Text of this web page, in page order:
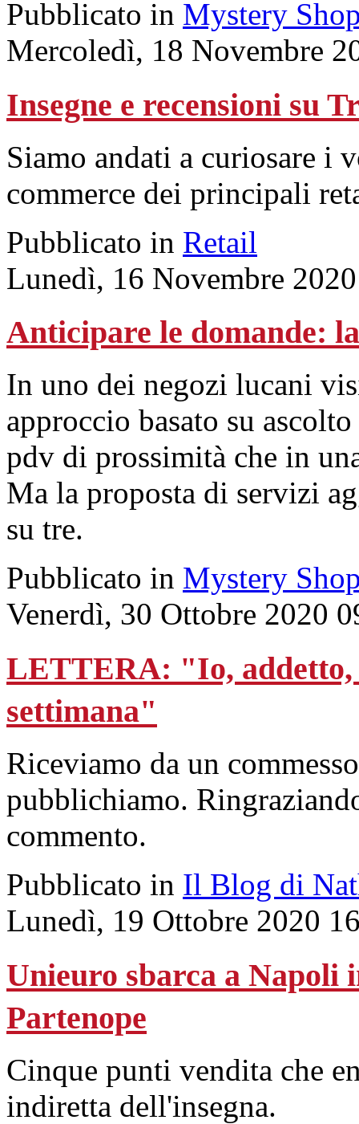
Pubblicato in Mystery
Mercoledì, 18 Novembre
Insegne e recensioni su
Siamo andati a curiosare i
commerce dei principali
Pubblicato in Retail
Lunedì, 16 Novembre
Anticipare le domande:
In uno dei negozi lucani
approccio basato su
pdv di prossimità che in
Ma la proposta di servizi
su tre.
Pubblicato in Mystery
Venerdì, 30 Ottobre 2020
LETTERA: "Io, addetto,
settimana"
Riceviamo da un
pubblichiamo.
commento.
Pubblicato in Il Blog di
Lunedì, 19 Ottobre 2020
Unieuro sbarca a Napoli
Partenope
Cinque punti vendita che
indiretta dell'insegna.